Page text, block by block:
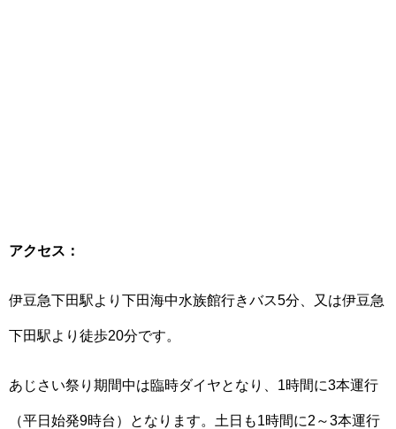
アクセス：
伊豆急下田駅より下田海中水族館行きバス5分、又は伊豆急
下田駅より徒歩20分です。
あじさい祭り期間中は臨時ダイヤとなり、1時間に3本運行
（平日始発9時台）となります。土日も1時間に2～3本運行